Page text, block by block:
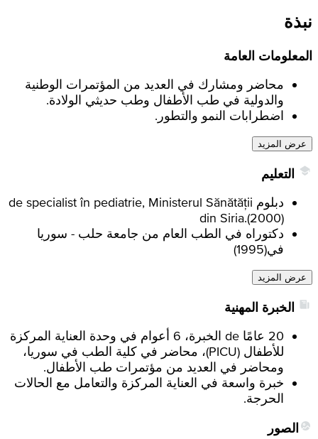
نبذة
المعلومات العامة
محاضر ومشارك في العديد من المؤتمرات الوطنية
والدولية في طب الأطفال وطب حديثي الولادة.
اضطرابات النمو والتطور.
عرض المزيد
التعليم
دبلوم de specialist în pediatrie, Ministerul Sănătății
din Siria.(2000)
دكتوراه في الطب العام من جامعة حلب - سوريا
في(
1995
)
عرض المزيد
الخبرة المهنية
20 عامًا de الخبرة، 6 أعوام في وحدة العناية المركزة
للأطفال (PICU)، محاضر في كلية الطب في سوريا،
ومحاضر في العديد من مؤتمرات طب الأطفال.
خبرة واسعة في العناية المركزة والتعامل مع الحالات
الحرجة.
الصور